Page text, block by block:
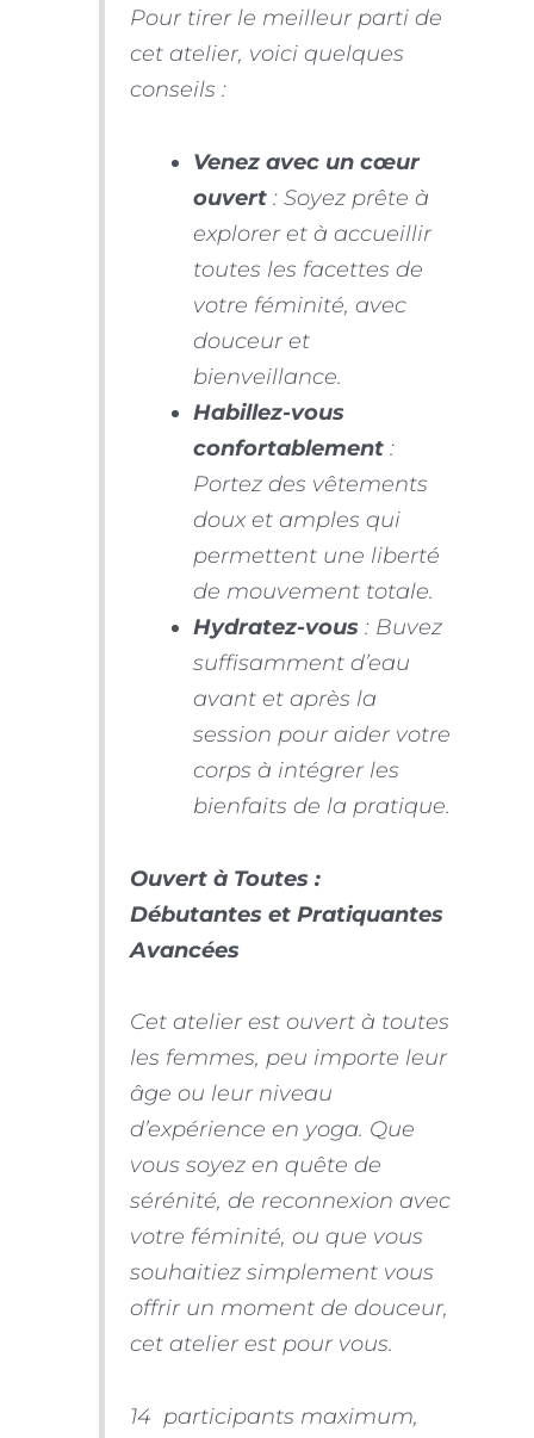
Pour tirer le meilleur parti de
cet atelier, voici quelques
conseils :
Venez avec un cœur
ouvert: Soyez prête à
explorer et à accueillir
toutes les facettes de
votre féminité, avec
douceur et
bienveillance.
Habillez-vous
confortablement:
Portez des vêtements
doux et amples qui
permettent une liberté
de mouvement totale.
Hydratez-vous: Buvez
suffisamment d’eau
avant et après la
session pour aider votre
corps à intégrer les
bienfaits de la pratique.
Ouvert à Toutes :
Débutantes et Pratiquantes
Avancées
Cet atelier est ouvert à toutes
les femmes, peu importe leur
âge ou leur niveau
d’expérience en yoga. Que
vous soyez en quête de
sérénité, de reconnexion avec
votre féminité, ou que vous
souhaitiez simplement vous
offrir un moment de douceur,
cet atelier est pour vous.
14 participants maximum,